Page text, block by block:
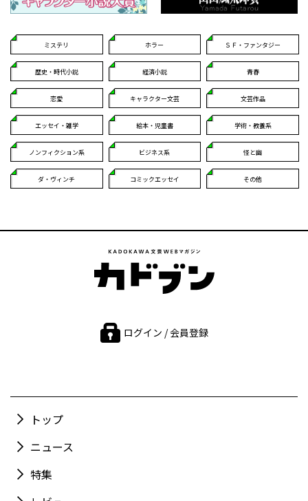
ミステリ ホラー ＳＦ・ファンタジー
歴史・時代小説 経済小説 青春
恋愛 キャラクター文芸 文芸作品
エッセイ・雑学 絵本・児童書 学術・教養系
ノンフィクション系 ビジネス系 怪と幽
ダ・ヴィンチ コミックエッセイ その他
ログイン / 会員登録
トップ
ニュース
特集